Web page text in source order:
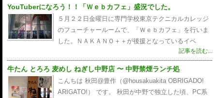
YouTuberになろう！！「Ｗｅｂカフェ」盛況でした。
５月２２日金曜日に専門学校東京テクニカルカレッジ
のフューチャールームで、「Ｗｅｂカフェ」を行いま
した。ＮＡＫＡＮＯ＋＋が後援となっているイベ
記事を読む...
牛たん とろろ 麦めし ねぎし中野店 〜 中野禁煙ランチ処
こんちは 秋田@豊作（@housakuakita‎ OBRIGADO!
ARIGATO!） です。 秋田が中野で独立した頃、PC系